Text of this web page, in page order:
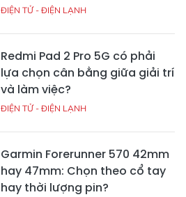
ĐIỆN TỬ - ĐIỆN LẠNH
Redmi Pad 2 Pro 5G có phải
lựa chọn cân bằng giữa giải trí
và làm việc?
ĐIỆN TỬ - ĐIỆN LẠNH
Garmin Forerunner 570 42mm
hay 47mm: Chọn theo cổ tay
hay thời lượng pin?